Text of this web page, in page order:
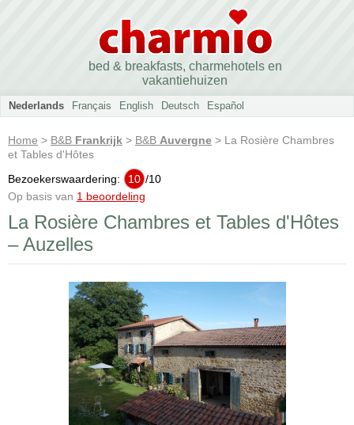
bed & breakfasts, charmehotels en
vakantiehuizen
Nederlands Français English Deutsch Español
Home > B&B Frankrijk > B&B Auvergne > La Rosière Chambres
et Tables d'Hôtes
Bezoekerswaardering:
10 /10
Op basis van 1 beoordeling
La Rosière Chambres et Tables d'Hôtes
– Auzelles